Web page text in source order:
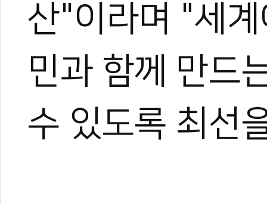
산"이라며 "세
민과 함께 만드
수 있도록 최선